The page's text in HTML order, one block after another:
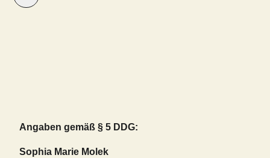
Angaben gemäß § 5 DDG:
Sophia Marie Molek